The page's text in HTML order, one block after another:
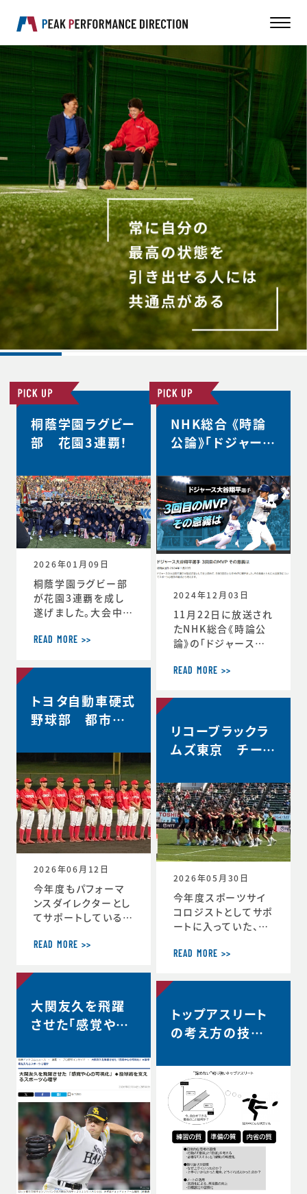
桐蔭学園ラグビー
部 花園3連覇！
2026年01月09日
桐蔭学園ラグビー部
が花園3連覇を成し
遂げました。大会中の
＜12月30日 2回戦
G＞ 振り返りミーテ
る。これまで蓄積した
ものタフなゲームで
やってみる。主観的な
う整理するか。翌日の
練習から次のステー
ジの自分と向かい合
おう。 ≪12月31日≫
桐蔭学園ラグビーフ
ァミリー。昨年の3年
生が花園初戦に駆け
つけてくれました。 あ
READ MORE >>
NHK総合 《時論
公論》「ドジャース
回目のMVP その
意義は」
2024年12月03日
11月22日に放送され
たNHK総合《時論公
論》の「ドジャース大
MVP その意義は」内
意義 “最高の自分”を
今シーズン大谷選手
の活躍が示唆したこ
と」のコーナーで、ス
からの分析が放送さ
れました。◆放送内容
はこちら↓https://
www.nhk.jp/p/ts/
4V23PRP3YR/epis
ode/te/QNX8MVR
GJW
READ MORE >>
トヨタ自動車硬式
野球部 都市対
場決定
2026年06月12日
今年度もパフォーマ
ンスダイレクターとし
てサポートしているト
部が、都市対抗野球
選で第2代表戦で勝
が決定しました。 ◆
第97回都市対抗野球
大会 本大会出場決定
動車硬式野球部HPよ
り） https://redcr
uisers.toyotatim
es-sports.toyot
a/news/team_ne
ws-1505
READ MORE >>
リコーブラックラ
ムズ東京 チーム
2026年05月30日
今年度スポーツサイ
コロジストとしてサポ
ートに入っていた、リ
京は最終順位5位と
以降、チーム史上最
◆リーグワン2025-2
6 ディビジョン1 最終
順位5位のお知らせ
ズ公式HP） http
s://blackrams-to
kyo.com/news/in
formation/2025-2
026/20260525a.h
tml
READ MORE >>
大関友久を飛躍
させた「感覚や心
術を支えるスポー
ツ心理学【時事ド
ットコムニュー
ス】
トップアスリート
の考え方の技術
中、諦めずに粘り
強い選手は何を
考えているの
か？…